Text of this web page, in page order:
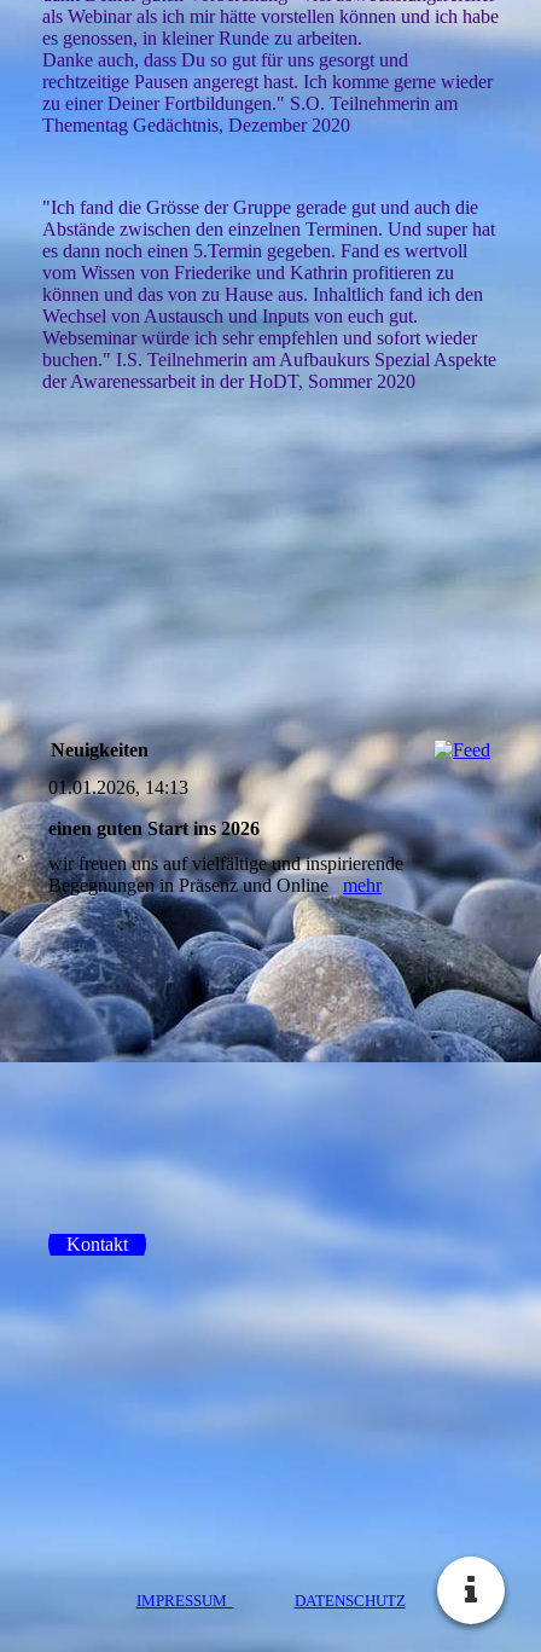
als Webinar als ich mir hätte vorstellen können und ich habe
es genossen, in kleiner Runde zu arbeiten.
Danke auch, dass Du so gut für uns gesorgt und
rechtzeitige Pausen angeregt hast. Ich komme gerne wieder
zu einer Deiner Fortbildungen." S.O. Teilnehmerin am
Thementag Gedächtnis, Dezember 2020
"Ich fand die Grösse der Gruppe gerade gut und auch die
Abstände zwischen den einzelnen Terminen. Und super hat
es dann noch einen 5.Termin gegeben. Fand es wertvoll
vom Wissen von Friederike und Kathrin profitieren zu
können und das von zu Hause aus. Inhaltlich fand ich den
Wechsel von Austausch und Inputs von euch gut.
Webseminar würde ich sehr empfehlen und sofort wieder
buchen." I.S. Teilnehmerin am Aufbaukurs Spezial Aspekte
der Awarenessarbeit in der HoDT, Sommer 2020
Neuigkeiten
01.01.2026, 14:13
einen guten Start ins 2026
wir freuen uns auf vielfältige und inspirierende
Begegnungen in Präsenz und Online mehr
Kontakt
IMPRESSUM DATENSCHUTZ